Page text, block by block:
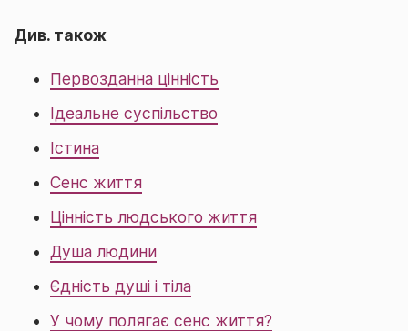
Див. також
Первозданна цінність
Ідеальне суспільство
Істина
Сенс життя
Цінність людського життя
Душа людини
Єдність душі і тіла
У чому полягає сенс життя?